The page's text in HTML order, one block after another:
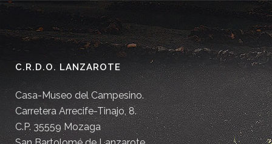
C.R.D.O. LANZAROTE
Casa-Museo del Campesino.
Carretera Arrecife-Tinajo, 8.
C.P. 35559 Mozaga